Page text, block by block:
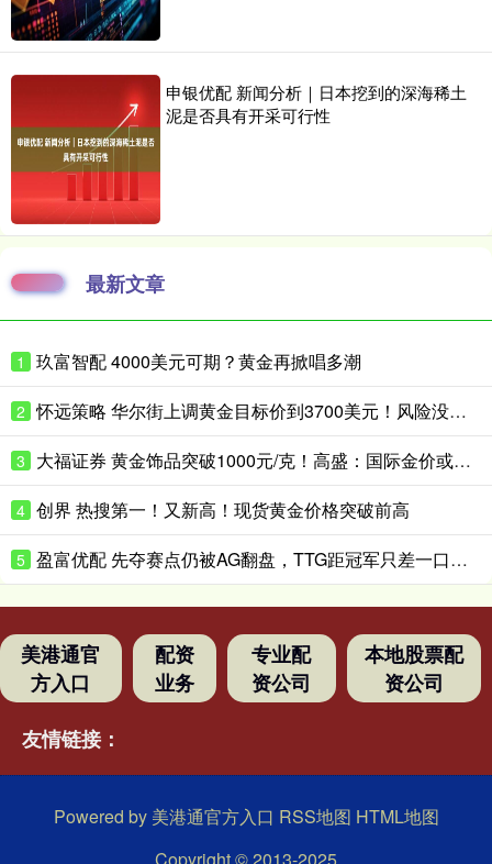
申银优配 新闻分析｜日本挖到的深海稀土
泥是否具有开采可行性
最新文章
1 玖富智配 4000美元可期？黄金再掀唱多潮
2 怀远策略 华尔街上调黄金目标价到3700美元！风险没这么快消停
3 大福证券 黄金饰品突破1000元/克！高盛：国际金价或升破4200美元/盎司！
4 创界 热搜第一！又新高！现货黄金价格突破前高
5 盈富优配 先夺赛点仍被AG翻盘，TTG距冠军只差一口气？_Ming_决赛_Fly
美港通官
方入口
配资
业务
专业配
资公司
本地股票配
资公司
友情链接：
Powered by 美港通官方入口 RSS地图 HTML地图